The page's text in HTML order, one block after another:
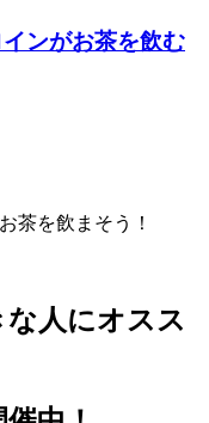
ンがお茶を飲む
茶を飲まそう！
人にオスス